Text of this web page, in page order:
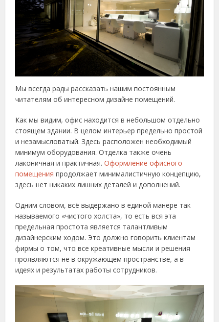
Мы всегда рады рассказать нашим постоянным
читателям об интересном дизайне помещений.
Как мы видим, офис находится в небольшом отдельно
стоящем здании. В целом интерьер предельно простой
и незамысловатый. Здесь расположен необходимый
минимум оборудования. Отделка также очень
лаконичная и практичная.Оформление офисного
помещения продолжает минималистичную концепцию,
здесь нет никаких лишних деталей и дополнений.
Одним словом, всё выдержано в единой манере так
называемого «чистого холста», то есть вся эта
предельная простота является талантливым
дизайнерским ходом. Это должно говорить клиентам
фирмы о том, что все креативные мысли и решения
проявляются не в окружающем пространстве, а в
идеях и результатах работы сотрудников.